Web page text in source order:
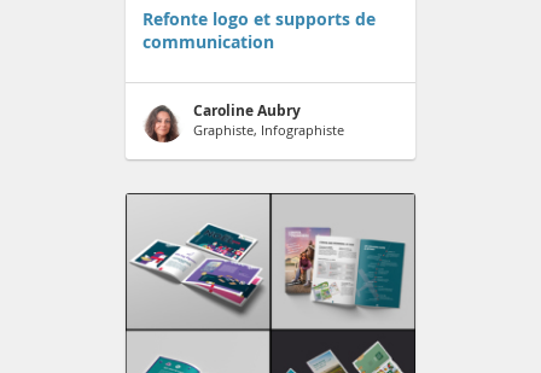
Refonte logo et supports de
communication
Caroline Aubry
Graphiste, Infographiste